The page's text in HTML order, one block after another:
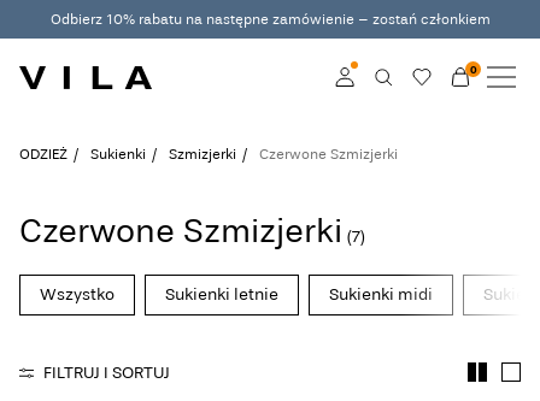
Odbierz 10% rabatu na następne zamówienie – zostań członkiem
Zaloguj
VILA Club
0
NOWOŚCI
ODZIEŻ
VILA CLUB
ROUGE EDIT
ODZIEŻ Sukienki Szmizjerki Czerwone Szmizjerki
Czerwone Szmizjerki (7)
Wszystko Sukienki letnie Sukienki midi
FILTRUJ I SORTUJ